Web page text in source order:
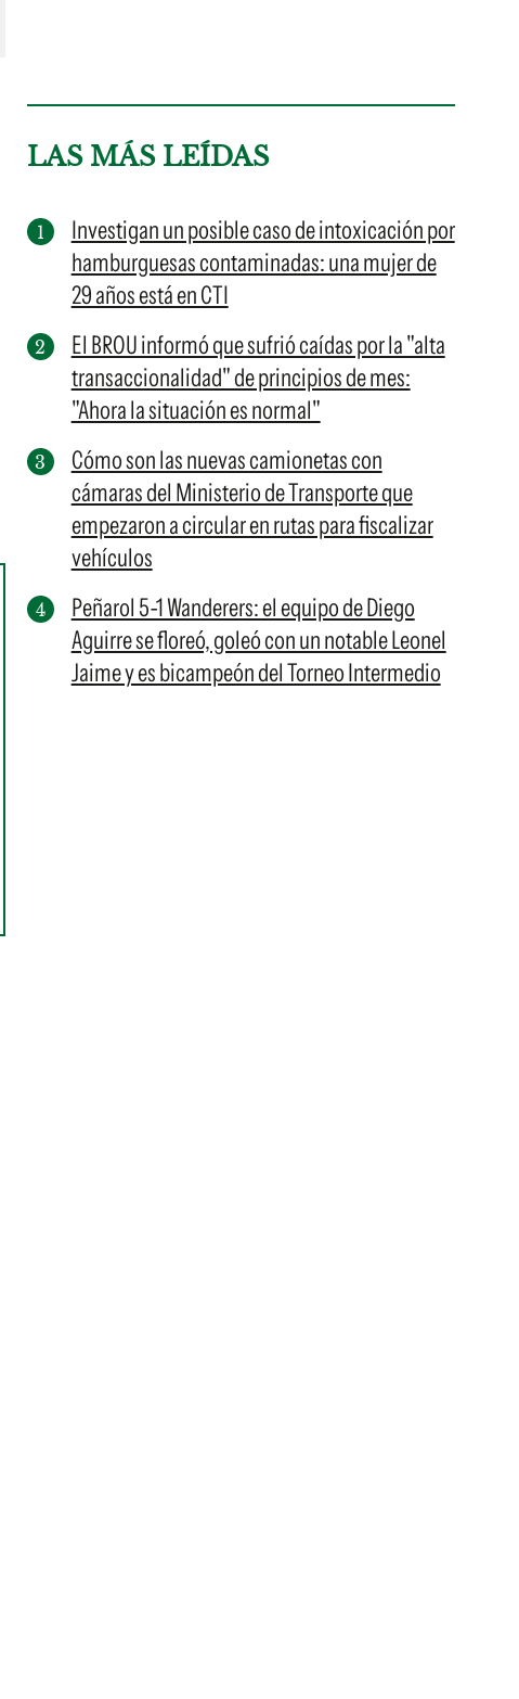
LAS MÁS LEÍDAS
Investigan un posible caso de intoxicación por
hamburguesas contaminadas: una mujer de
29 años está en CTI
El BROU informó que sufrió caídas por la "alta
transaccionalidad" de principios de mes:
"Ahora la situación es normal"
Cómo son las nuevas camionetas con
cámaras del Ministerio de Transporte que
empezaron a circular en rutas para fiscalizar
vehículos
Peñarol 5-1 Wanderers: el equipo de Diego
Aguirre se floreó, goleó con un notable Leonel
Jaime y es bicampeón del Torneo Intermedio